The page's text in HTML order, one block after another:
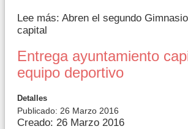
Lee más: Abren el segundo
capital
Entrega ayuntamiento
equipo deportivo
Detalles
Publicado: 26 Marzo 2016
Creado: 26 Marzo 2016